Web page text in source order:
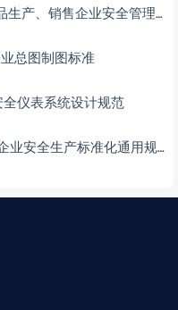
GB28263-2024民用爆炸物品生产、销售企业安全管理规程
总图制图标准
仪表系统设计规范
GB45673-2025危险化学品企业安全生产标准化通用规范